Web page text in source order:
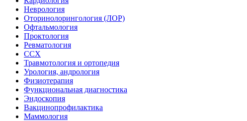
Неврология
Оторинолорингология (ЛОР)
Офтальмология
Проктология
Ревматология
ССХ
Травмотология и ортопедия
Урология, андрология
Физиотерапия
Функциональная диагностика
Эндоскопия
Вакцинопрофилактика
Маммология